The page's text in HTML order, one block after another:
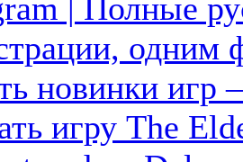
| Полные
одним
новинки
игру The